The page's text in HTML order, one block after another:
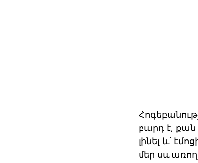
բարդ է, քան
լինել և՛
մեր